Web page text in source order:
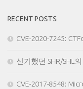
RECENT POSTS
CVE-2020-7245:
신기했던 SHR/SHL
CVE-2017-8548: